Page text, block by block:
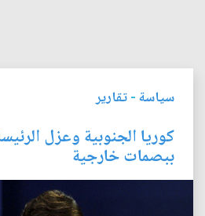
سياسة-تقارير
كوريا الجنوبية وعزل
ببصمات خارجية